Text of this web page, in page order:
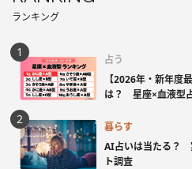
ランキング
占う
【2026年・新年度
は？ 星座×血液型
暮らす
AI占いは当たる？
ト調査